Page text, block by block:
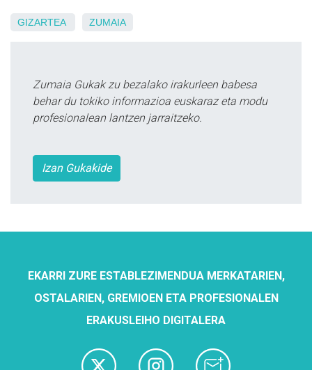
GIZARTEA ZUMAIA
Zumaia Gukak zu bezalako irakurleen babesa
behar du tokiko informazioa euskaraz eta modu
profesionalean lantzen jarraitzeko.
Izan Gukakide
EKARRI ZURE ESTABLEZIMENDUA MERKATARIEN,
OSTALARIEN, GREMIOEN ETA PROFESIONALEN
ERAKUSLEIHO DIGITALERA